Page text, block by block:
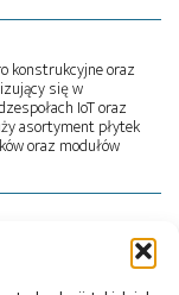
konstrukcyjne oraz
się w
IoT oraz
asortyment płytek
oraz modułów